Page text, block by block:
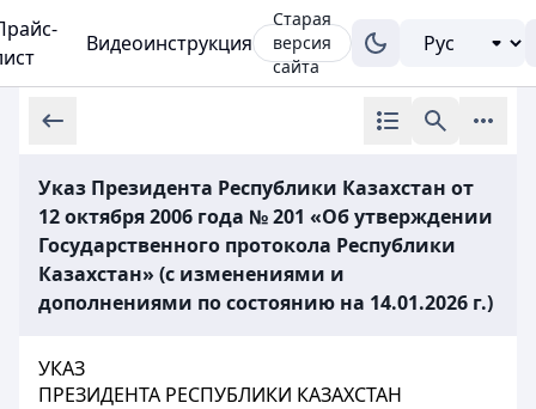
Видеоинструкция
Старая
версия
сайта
Указ Президента Республики Казахстан от
12 октября 2006 года № 201 «Об утверждении
Государственного протокола Республики
Казахстан» (с изменениями и
дополнениями по состоянию на 14.01.2026 г.)
УКАЗ
ПРЕЗИДЕНТА РЕСПУБЛИКИ КАЗАХСТАН